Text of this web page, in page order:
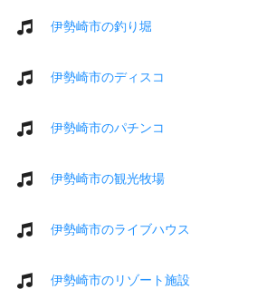
伊勢崎市の釣り堀
伊勢崎市のディスコ
伊勢崎市のパチンコ
伊勢崎市の観光牧場
伊勢崎市のライブハウス
伊勢崎市のリゾート施設